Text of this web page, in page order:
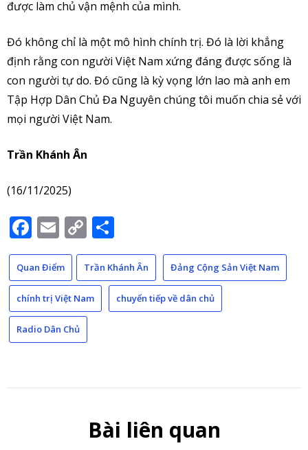
được làm chủ vận mệnh của mình.
Đó không chỉ là một mô hình chính trị. Đó là lời khẳng
định rằng con người Việt Nam xứng đáng được sống là
con người tự do. Đó cũng là kỳ vọng lớn lao mà anh em
Tập Hợp Dân Chủ Đa Nguyên chúng tôi muốn chia sẻ với
mọi người Việt Nam.
Trần Khánh Ân
(16/11/2025)
Facebook
Email
Copy
Link
Quan Điểm Trần Khánh Ân Đảng Cộng Sản Việt Nam
chính trị Việt Nam chuyển tiếp về dân chủ
Radio Dân Chủ
Bài liên quan